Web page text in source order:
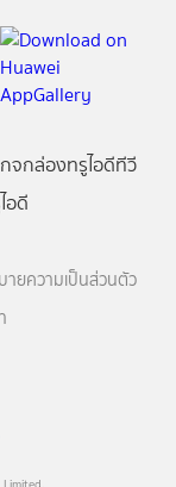
จกล่องทรูไอดีทีวี
อดี
ายความเป็นส่วนตัว